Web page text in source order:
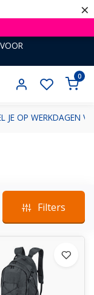
×
0
JE OP WERKDAGEN
Filters